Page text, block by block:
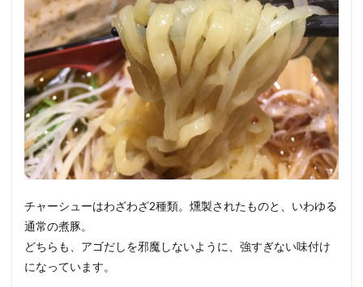
チャーシューはわざわざ2種類。燻製されたものと、いわゆる
通常の煮豚。
どちらも、アゴだしを邪魔しないように、強すぎない味付け
になっています。